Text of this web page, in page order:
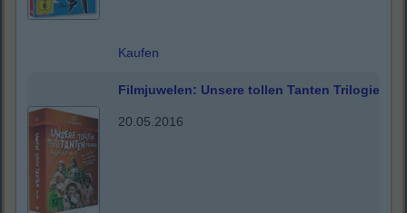
Kaufen
Filmjuwelen: Unsere tollen Tanten Trilogie
20.05.2016